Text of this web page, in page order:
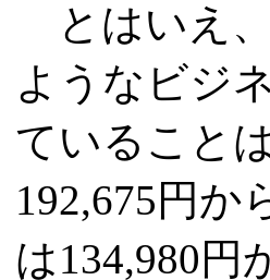
とはいえ
ようなビジ
ていること
192,675円か
は134,980